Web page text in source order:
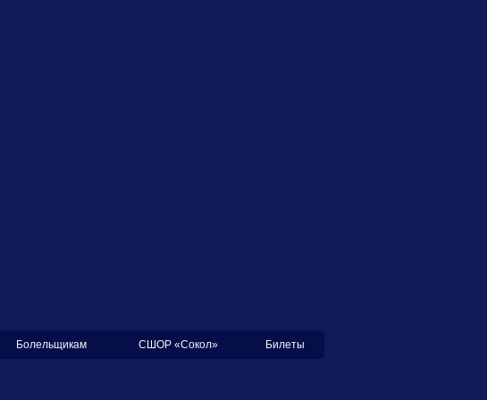
Болельщикам СШОР «Сокол» Билеты